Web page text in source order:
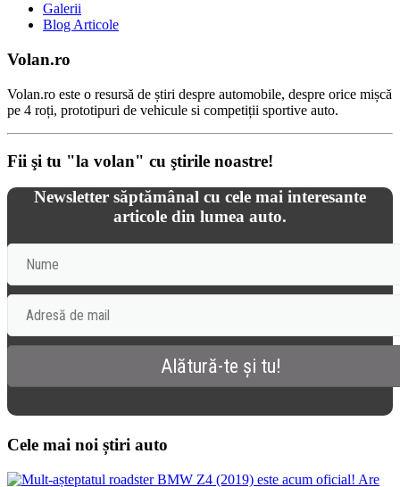
Galerii
Blog Articole
Volan.ro
Volan.ro este o resursă de știri despre automobile, despre orice mișcă
pe 4 roți, prototipuri de vehicule si competiții sportive auto.
Fii şi tu "la volan" cu ştirile noastre!
Newsletter săptămânal cu cele mai interesante
articole din lumea auto.
Cele mai noi știri auto